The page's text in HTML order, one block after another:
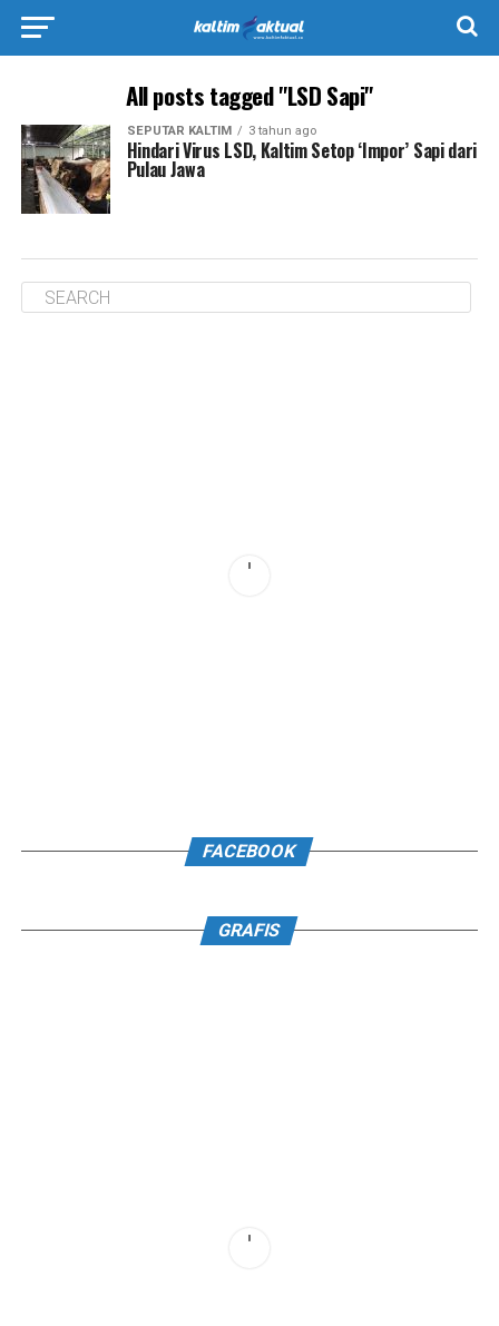
All posts tagged "LSD Sapi"
SEPUTAR KALTIM 3 tahun ago
Hindari Virus LSD, Kaltim Setop ‘Impor’ Sapi dari
Pulau Jawa
FACEBOOK
GRAFIS